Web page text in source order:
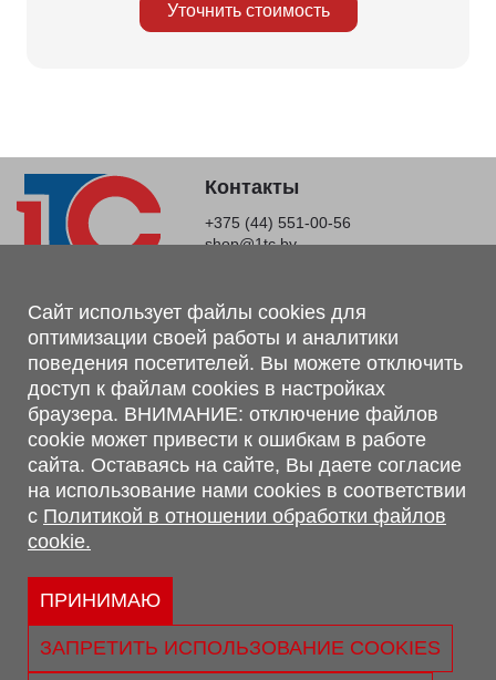
Уточнить стоимость
Контакты
+375 (44) 551-00-56
shop@1tc.by
Магазин, склад
г. Минск, Минский р-н, п. Привольный, ул. Мира, 20А,
223062
г. Брест, ул. Лейтенанта Рябцева, 108 В, 224701
Обращаем Ваше внимание, что вся предоставленная на сайте
информация, касающаяся комплектаций, технических
характеристик, цветовых сочетаний, а также стоимости и
сервисного обслуживания носит информационный характер и
не является публичной офертой, определяемой п.2 ст.407
Гражданского кодекса Республики Беларусь.
Политика обработки персональных данных
Политикой в отношении обработки файлов cookie.
Сайт использует файлы cookies для
оптимизации своей работы и аналитики
поведения посетителей. Вы можете отключить
доступ к файлам cookies в настройках
браузера. ВНИМАНИЕ: отключение файлов
cookie может привести к ошибкам в работе
сайта. Оставаясь на сайте, Вы даете согласие
на использование нами cookies в соответствии
с Политикой в отношении обработки файлов
cookie.
ПРИНИМАЮ
ЗАПРЕТИТЬ ИСПОЛЬЗОВАНИЕ COOKIES